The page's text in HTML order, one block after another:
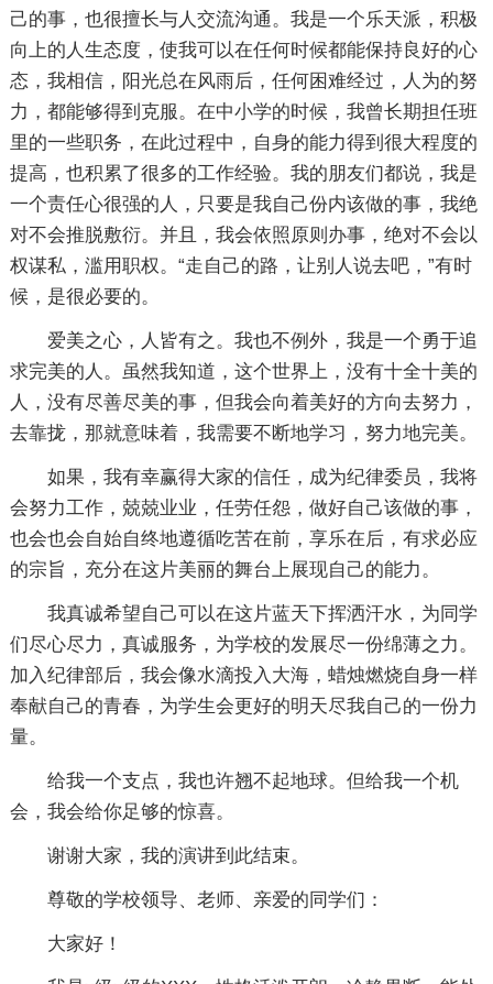
己的事，也很擅长与人交流沟通。我是一个乐天派，积极
向上的人生态度，使我可以在任何时候都能保持良好的心
态，我相信，阳光总在风雨后，任何困难经过，人为的努
力，都能够得到克服。在中小学的时候，我曾长期担任班
里的一些职务，在此过程中，自身的能力得到很大程度的
提高，也积累了很多的工作经验。我的朋友们都说，我是
一个责任心很强的人，只要是我自己份内该做的事，我绝
对不会推脱敷衍。并且，我会依照原则办事，绝对不会以
权谋私，滥用职权。“走自己的路，让别人说去吧，”有时
候，是很必要的。
爱美之心，人皆有之。我也不例外，我是一个勇于追
求完美的人。虽然我知道，这个世界上，没有十全十美的
人，没有尽善尽美的事，但我会向着美好的方向去努力，
去靠拢，那就意味着，我需要不断地学习，努力地完美。
如果，我有幸赢得大家的信任，成为纪律委员，我将
会努力工作，兢兢业业，任劳任怨，做好自己该做的事，
也会也会自始自终地遵循吃苦在前，享乐在后，有求必应
的宗旨，充分在这片美丽的舞台上展现自己的能力。
我真诚希望自己可以在这片蓝天下挥洒汗水，为同学
们尽心尽力，真诚服务，为学校的发展尽一份绵薄之力。
加入纪律部后，我会像水滴投入大海，蜡烛燃烧自身一样
奉献自己的青春，为学生会更好的明天尽我自己的一份力
量。
给我一个支点，我也许翘不起地球。但给我一个机
会，我会给你足够的惊喜。
谢谢大家，我的演讲到此结束。
尊敬的学校领导、老师、亲爱的同学们：
大家好！